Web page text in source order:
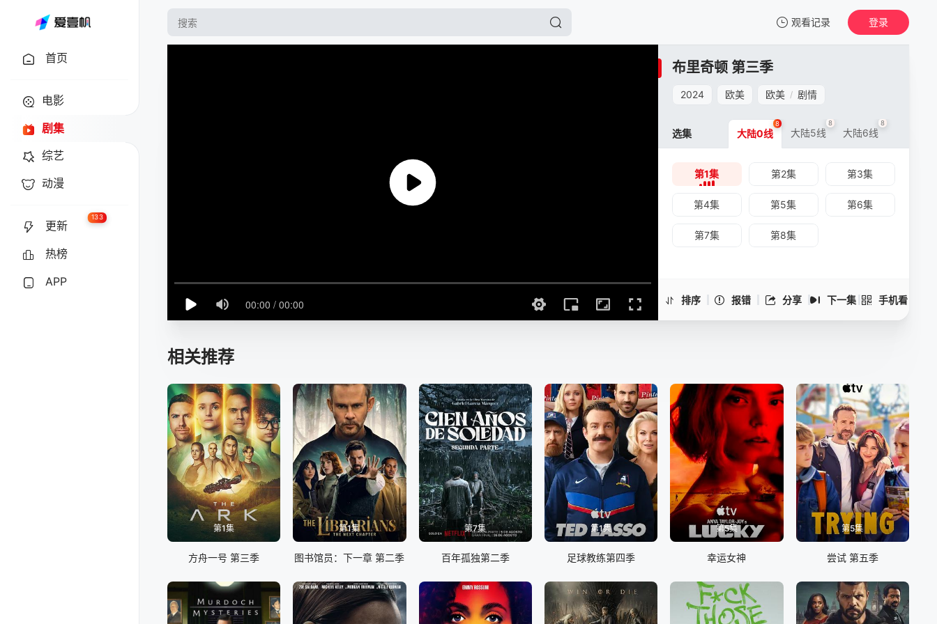
观看记录
我的观影记录
登录
首页
电影
剧集
综艺
动漫
更新
133
热榜
APP
布里奇顿 第三季
2024 欧美 欧美 / 剧情
排序 报错 分享 下一集 手机看
布里奇顿 第三季 -第1集
手机扫一扫继续看
选集 大陆0线
8
大陆5线
8
大陆6线
8
第1集 第2集 第3集
第4集 第5集 第6集
第7集 第8集
相关推荐
第1集
方舟一号 第三季
第1集
图书馆员：下一章 第二季
第7集
百年孤独第二季
第1集
足球教练第四季
第5集
幸运女神
第5集
尝试 第五季